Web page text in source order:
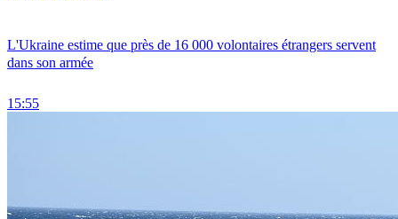
L'Ukraine estime que près de 16 000 volontaires étrangers servent
dans son armée
15:55